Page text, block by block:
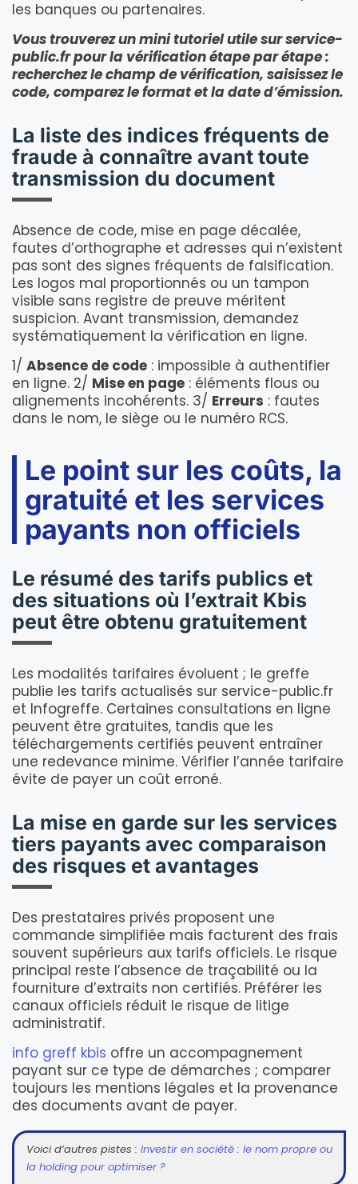
les banques ou partenaires.
Vous trouverez un mini tutoriel utile sur service-
public.fr pour la vérification étape par étape :
recherchez le champ de vérification, saisissez le
code, comparez le format et la date d’émission.
La liste des indices fréquents de
fraude à connaître avant toute
transmission du document
Absence de code, mise en page décalée,
fautes d’orthographe et adresses qui n’existent
pas sont des signes fréquents de falsification.
Les logos mal proportionnés ou un tampon
visible sans registre de preuve méritent
suspicion. Avant transmission, demandez
systématiquement la vérification en ligne.
1/ Absence de code : impossible à authentifier
en ligne. 2/ Mise en page : éléments flous ou
alignements incohérents. 3/ Erreurs : fautes
dans le nom, le siège ou le numéro RCS.
Le point sur les coûts, la
gratuité et les services
payants non officiels
Le résumé des tarifs publics et
des situations où l’extrait Kbis
peut être obtenu gratuitement
Les modalités tarifaires évoluent ; le greffe
publie les tarifs actualisés sur service-public.fr
et Infogreffe. Certaines consultations en ligne
peuvent être gratuites, tandis que les
téléchargements certifiés peuvent entraîner
une redevance minime. Vérifier l’année tarifaire
évite de payer un coût erroné.
La mise en garde sur les services
tiers payants avec comparaison
des risques et avantages
Des prestataires privés proposent une
commande simplifiée mais facturent des frais
souvent supérieurs aux tarifs officiels. Le risque
principal reste l’absence de traçabilité ou la
fourniture d’extraits non certifiés. Préférer les
canaux officiels réduit le risque de litige
administratif.
info greff kbis offre un accompagnement
payant sur ce type de démarches ; comparer
toujours les mentions légales et la provenance
des documents avant de payer.
Voici d’autres pistes : Investir en société : le nom propre ou
la holding pour optimiser ?